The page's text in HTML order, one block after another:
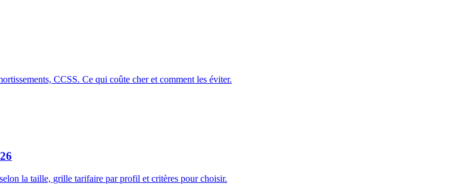
CCSS. Ce qui coûte cher et comment les éviter.
la taille, grille tarifaire par profil et critères pour choisir.